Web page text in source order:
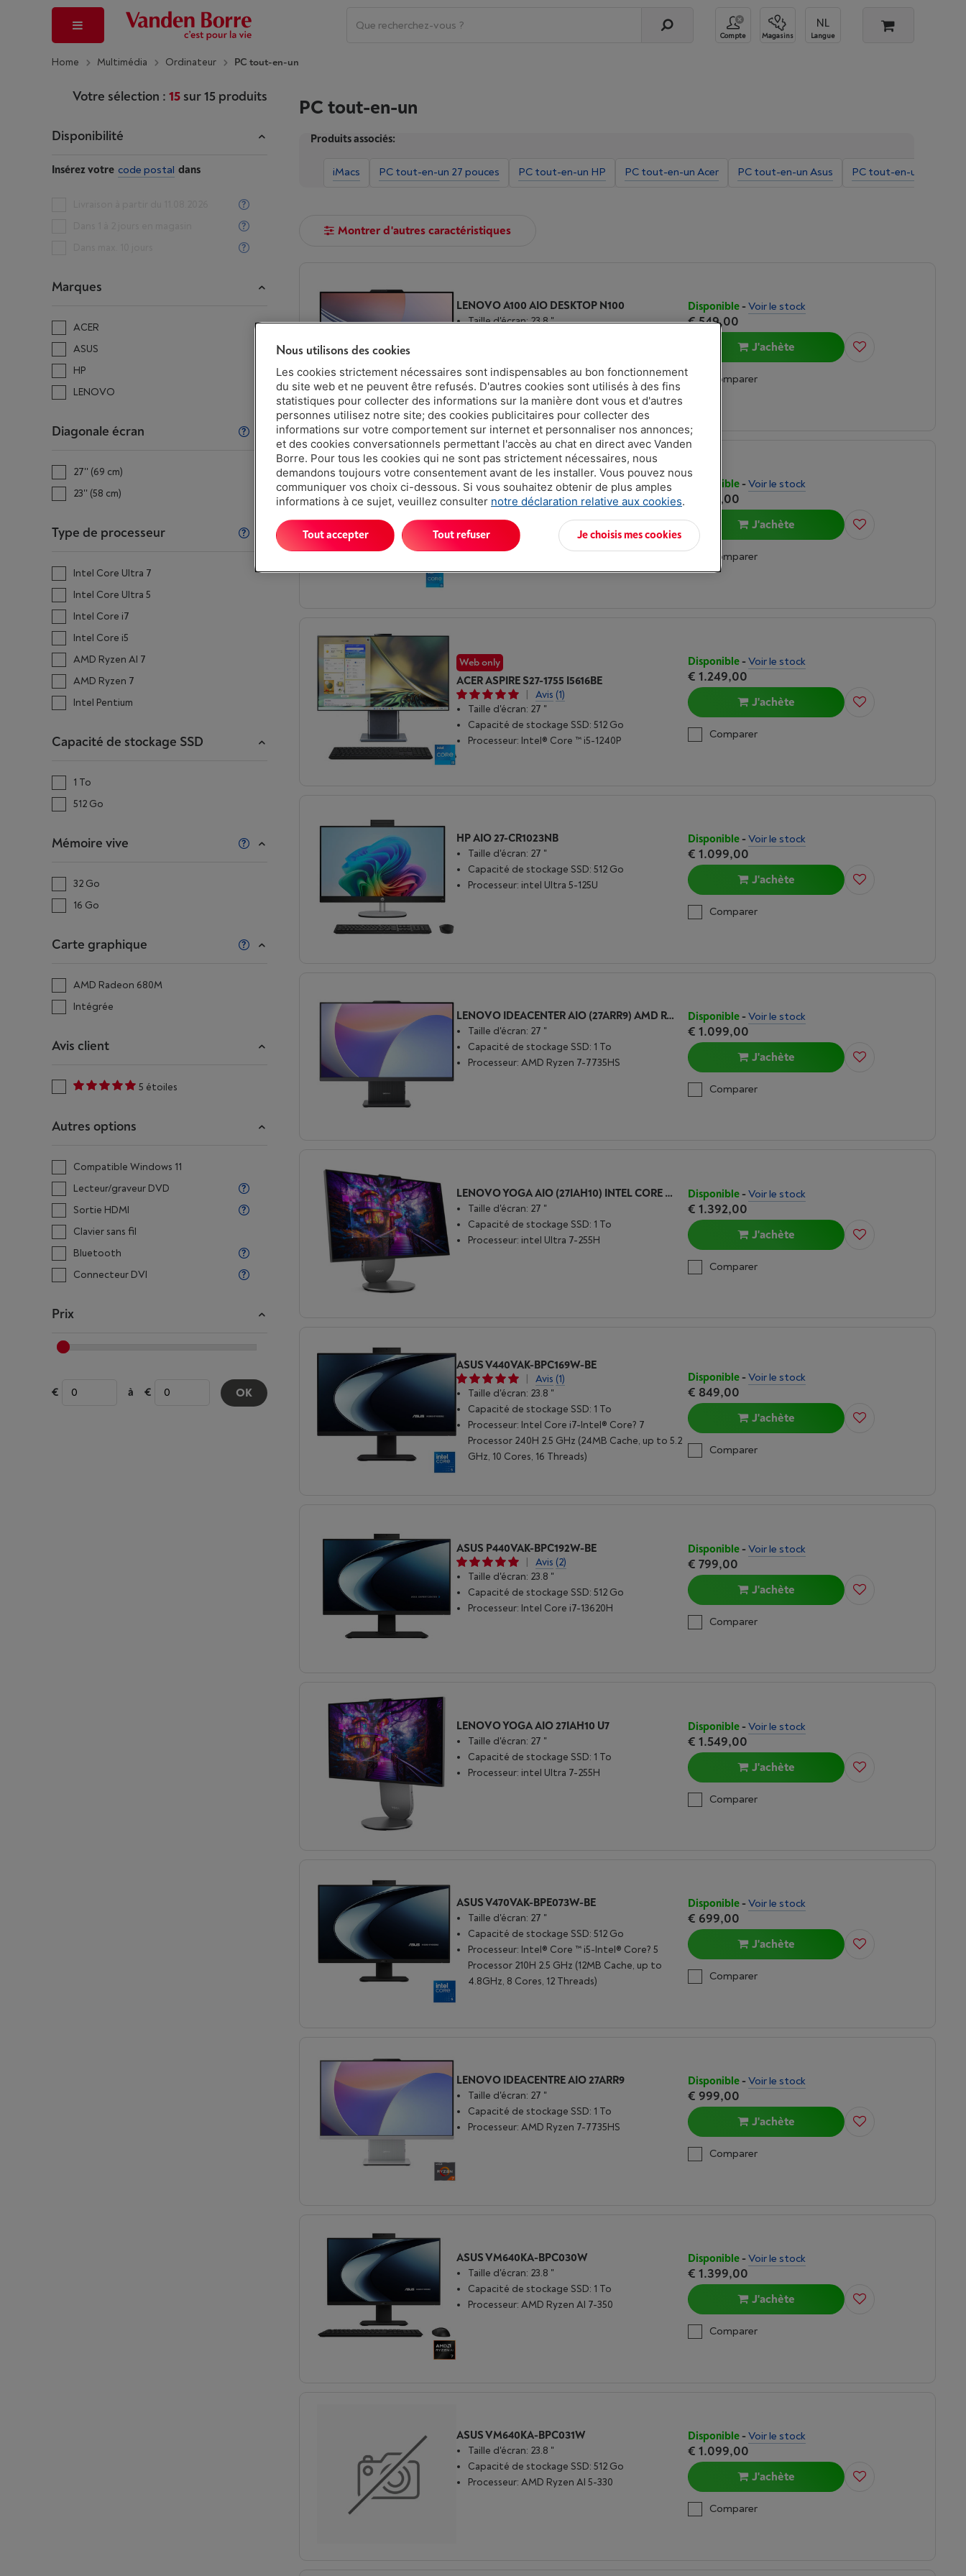
Compte Magasins Langue
Home Multimédia Ordinateur PC tout-en-un
Votre sélection : 15sur15 produits
Disponibilité
Insérez votre code postal dans
Marques
ACER
ASUS
HP
LENOVO
Diagonale écran
27'' (69 cm)
23'' (58 cm)
Type de processeur
Intel Core Ultra 7
Intel Core Ultra 5
Intel Core i7
Intel Core i5
AMD Ryzen AI 7
AMD Ryzen 7
Intel Pentium
Capacité de stockage SSD
1 To
512 Go
Mémoire vive
32 Go
16 Go
Carte graphique
AMD Radeon 680M
Intégrée
Avis client
5 étoiles
Autres options
Compatible Windows 11
Lecteur/graveur DVD
Sortie HDMI
Clavier sans fil
Bluetooth
Connecteur DVI
Prix
à OK
PC tout-en-un
Produits associés:
iMacs PC tout-en-un 27 pouces PC tout-en-un HP PC tout-en-un Acer PC tout-en-un Asus PC tout-en-un 23
Montrer d'autres caractéristiques
LENOVO A100 AIO DESKTOP N100
Taille d'écran: 23.8 "
Disponible- Voir le stock
€ 549,00
J'achète
Comparer
ACER ASPIRE C27-A WI5526 BE
Taille d'écran: 27 "
Processeur: intel Ultra 5-125U
Disponible- Voir le stock
€ 899,00
J'achète
Comparer
Web only
ACER ASPIRE S27-1755 I5616BE
Avis (1)
Taille d'écran: 27 "
Capacité de stockage SSD: 512 Go
Processeur: Intel® Core ™ i5-1240P
Disponible- Voir le stock
€ 1.249,00
J'achète
Comparer
HP AIO 27-CR1023NB
Taille d'écran: 27 "
Capacité de stockage SSD: 512 Go
Processeur: intel Ultra 5-125U
Disponible- Voir le stock
€ 1.099,00
J'achète
Comparer
LENOVO IDEACENTER AIO (27ARR9) AMD RYZEN 7 | SSD 1 TO
Taille d'écran: 27 "
Capacité de stockage SSD: 1 To
Processeur: AMD Ryzen 7-7735HS
Disponible- Voir le stock
€ 1.099,00
J'achète
Comparer
LENOVO YOGA AIO (27IAH10) INTEL CORE ULTRA 7 | SSD 1TO
Taille d'écran: 27 "
Capacité de stockage SSD: 1 To
Processeur: intel Ultra 7-255H
Disponible- Voir le stock
€ 1.392,00
J'achète
Comparer
ASUS V440VAK-BPC169W-BE
|
Avis (1)
Taille d'écran: 23.8 "
Capacité de stockage SSD: 1 To
Processeur: Intel Core i7-Intel® Core? 7
Processor 240H 2.5 GHz (24MB Cache, up to 5.2
GHz, 10 Cores, 16 Threads)
Disponible- Voir le stock
€ 849,00
J'achète
Comparer
ASUS P440VAK-BPC192W-BE
|
Avis (2)
Taille d'écran: 23.8 "
Capacité de stockage SSD: 512 Go
Processeur: Intel Core i7-13620H
Disponible- Voir le stock
€ 799,00
J'achète
Comparer
LENOVO YOGA AIO 27IAH10 U7
Taille d'écran: 27 "
Capacité de stockage SSD: 1 To
Processeur: intel Ultra 7-255H
Disponible- Voir le stock
€ 1.549,00
J'achète
Comparer
ASUS V470VAK-BPE073W-BE
Taille d'écran: 27 "
Capacité de stockage SSD: 512 Go
Processeur: Intel® Core ™ i5-Intel® Core? 5
Processor 210H 2.5 GHz (12MB Cache, up to
4.8GHz, 8 Cores, 12 Threads)
Disponible- Voir le stock
€ 699,00
J'achète
Comparer
LENOVO IDEACENTRE AIO 27ARR9
Taille d'écran: 27 "
Capacité de stockage SSD: 1 To
Processeur: AMD Ryzen 7-7735HS
Disponible- Voir le stock
€ 999,00
J'achète
Comparer
ASUS VM640KA-BPC030W
Taille d'écran: 23.8 "
Capacité de stockage SSD: 1 To
Processeur: AMD Ryzen AI 7-350
Disponible- Voir le stock
€ 1.399,00
J'achète
Comparer
ASUS VM640KA-BPC031W
Taille d'écran: 23.8 "
Capacité de stockage SSD: 512 Go
Processeur: AMD Ryzen AI 5-330
Disponible- Voir le stock
€ 1.099,00
J'achète
Comparer
Nous utilisons des cookies
Les cookies strictement nécessaires sont indispensables au bon fonctionnement
du site web et ne peuvent être refusés. D'autres cookies sont utilisés à des fins
statistiques pour collecter des informations sur la manière dont vous et d'autres
personnes utilisez notre site; des cookies publicitaires pour collecter des
informations sur votre comportement sur internet et personnaliser nos annonces;
et des cookies conversationnels permettant l'accès au chat en direct avec Vanden
Borre. Pour tous les cookies qui ne sont pas strictement nécessaires, nous
demandons toujours votre consentement avant de les installer. Vous pouvez nous
communiquer vos choix ci-dessous. Si vous souhaitez obtenir de plus amples
informations à ce sujet, veuillez consulter notre déclaration relative aux cookies.
Je choisis mes cookies
Tout refuser
Tout accepter